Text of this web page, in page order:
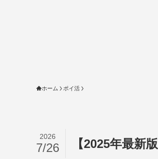
ホーム ポイ活
【2025年最新
2026
7/26